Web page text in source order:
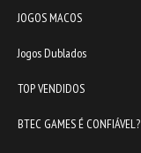
JOGOS MACOS
Jogos Dublados
TOP VENDIDOS
BTEC GAMES É CONFIÁVEL?